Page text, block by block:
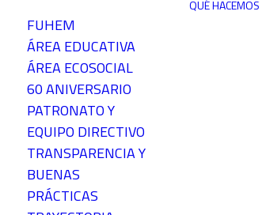
FUHEM
ÁREA EDUCATIVA
ÁREA ECOSOCIAL
60 ANIVERSARIO
PATRONATO Y
EQUIPO DIRECTIVO
TRANSPARENCIA Y
BUENAS
PRÁCTICAS
QUÉ HACEMOS